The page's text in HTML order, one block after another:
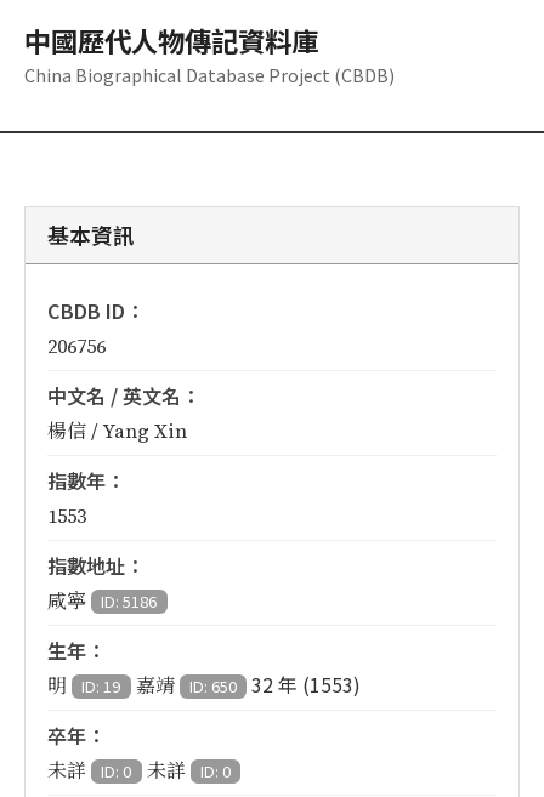
中國歷代人物傳記資料庫
China Biographical Database Project (CBDB)
基本資訊
CBDB ID：
206756
中文名 / 英文名：
楊信 / Yang Xin
指數年：
1553
指數地址：
咸寧 ID: 5186
生年：
明 ID: 19 嘉靖 ID: 650
32 年 (1553)
卒年：
未詳 ID: 0 未詳 ID: 0